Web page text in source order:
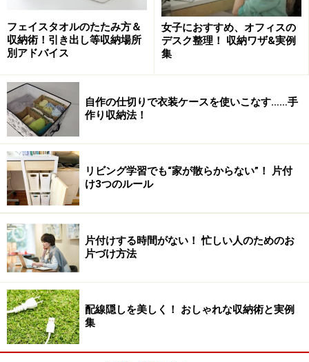
もともと器が好きなので、おしゃれで実用的に使えるも
のを中心に北欧のものから和のものまで、種類も数もた
くさん持っているそうです。ところが、キッチンにもダ
イニングにも食器棚がありません。「以前は食器棚を使
っていたのですが、調理家電専用の置き場が欲しかった
ので、それに合わせて棚を設けて、そこに食器をしまっ
ています」とのこと。
その調理家電用カウンターの上下が収納になっていて、
上部が棚で下のほうが引き出しになっています。そし
て、上の棚には北欧の食器を収納。コの字ラックを使っ
て、お皿を上下2段に分けてスタッキングしていて、上
のほうにあっても安全に取り出せるようになっていま
す。
「ニトリのコの字ラックは頑丈で使いやすい」とのこと
引き出しの上段には、グラスやカップを収納。ちょっと
フェイスタオルのたたみ方＆
収納術！引き出し等収納場所
別アドバイス
女子におすすめ、オフィスの
デスク整理！ 収納ワザ&実例
集
自作の仕切りで衣装ケースを使いこなす……手
作り収納法！
リビング学習でも“家が散らからない”！ 片付
け3つのルール
片付けする時間がない！ 忙しい人のためのお
片づけ方法
配線隠しを美しく！ おしゃれな収納術と実例
集